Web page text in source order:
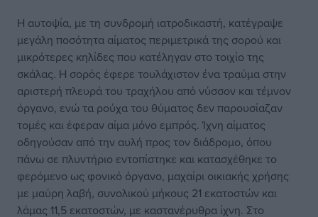
Η αυτοψία, με τη συνδρομή ιατροδικαστή, κατέγραψε
μεγάλη ποσότητα αίματος περιμετρικά της σορού και
μικρότερες κηλίδες που κατέληγαν στο τοιχίο της
σκάλας. Η σορός έφερε τουλάχιστον ένα τραύμα στην
αριστερή πλευρά του τραχήλου από νύσσον και τέμνον
όργανο, ενώ τα ρούχα του θύματος δεν παρουσίαζαν
τομές και έφεραν αίμα μόνο εμπρός. Ίχνη αίματος
οδηγούσαν από την αυλή προς τον διάδρομο, όπου
πάνω σε πλυντήριο εντοπίστηκε και κατασχέθηκε το
φερόμενο ως φονικό όργανο, μαχαίρι οικιακής χρήσης
με μαύρη λαβή, συνολικού μήκους 21 εκατοστών και
λάμας 11,5 εκατοστών, με καστανέρυθρα ίχνη. Στο